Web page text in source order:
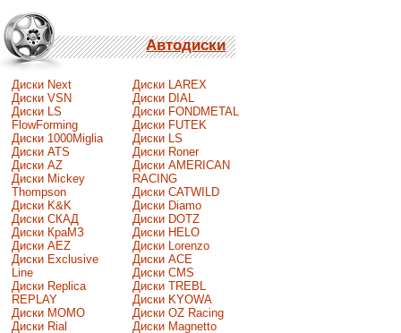
Автодиски
Диски Next
Диски VSN
Диски LS
FlowForming
Диски 1000Miglia
Диски ATS
Диски AZ
Диски Mickey
Thompson
Диски K&K
Диски СКАД
Диски КраМЗ
Диски AEZ
Диски Exclusive
Line
Диски Replica
REPLAY
Диски MOMO
Диски Rial
Диски LAREX
Диски DIAL
Диски FONDMETAL
Диски FUTEK
Диски LS
Диски Roner
Диски AMERICAN
RACING
Диски CATWILD
Диски Diamo
Диски DOTZ
Диски HELO
Диски Lorenzo
Диски ACE
Диски CMS
Диски TREBL
Диски KYOWA
Диски OZ Racing
Диски Magnetto